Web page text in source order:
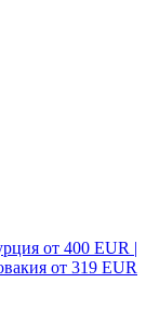
от 400 EUR |
от 319 EUR